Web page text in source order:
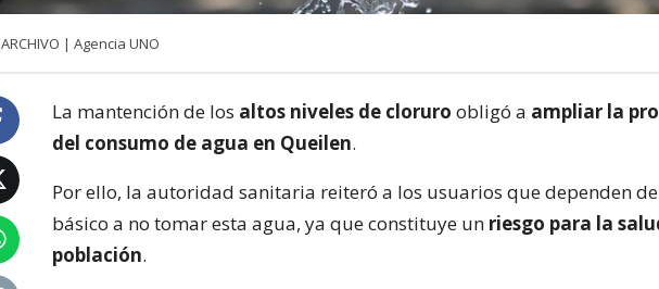
ARCHIVO | Agencia UNO
La mantención de los altos niveles de cloruro obligó a ampliar la
del consumo de agua en Queilen.
Por ello, la autoridad sanitaria reiteró a los usuarios que dependen
básico a no tomar esta agua, ya que constituye un riesgo para la
población.